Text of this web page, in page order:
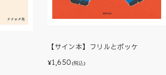
【サイン本】フリルとポッケ
¥1,650 (税込)